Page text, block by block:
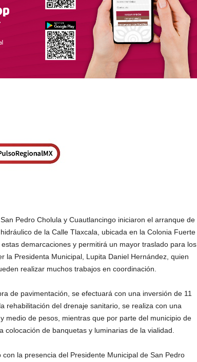
Pedro Cholula y Cuautlancingo iniciaron el arranque de
de la Calle Tlaxcala, ubicada en la Colonia Fuerte
demarcaciones y permitirá un mayor traslado para los
la Presidenta Municipal, Lupita Daniel Hernández, quien
realizar muchos trabajos en coordinación.
de pavimentación, se efectuará con una inversión de 11
rehabilitación del drenaje sanitario, se realiza con una
medio de pesos, mientras que por parte del municipio de
colocación de banquetas y luminarias de la vialidad.
la presencia del Presidente Municipal de San Pedro